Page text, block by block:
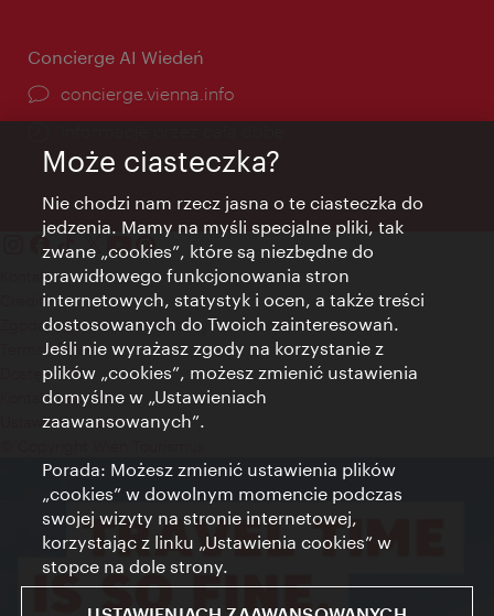
Concierge AI Wiedeń
concierge.vienna.info
Kontakt
Credits
Zgoda na przetwarzanie danych osobowych
Terms of Use
Dostępność
Kontakt prasowy
Ustawienia cookies
Może ciasteczka?
Nie chodzi nam rzecz jasna o te ciasteczka do
jedzenia. Mamy na myśli specjalne pliki, tak
zwane „cookies”, które są niezbędne do
prawidłowego funkcjonowania stron
internetowych, statystyk i ocen, a także treści
dostosowanych do Twoich zainteresowań.
Jeśli nie wyrażasz zgody na korzystanie z
plików „cookies”, możesz zmienić ustawienia
domyślne w „Ustawieniach
zaawansowanych”.
Porada: Możesz zmienić ustawienia plików
„cookies” w dowolnym momencie podczas
swojej wizyty na stronie internetowej,
korzystając z linku „Ustawienia cookies” w
stopce na dole strony.